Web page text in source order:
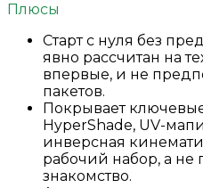
Плюсы
Старт с нуля без
явно рассчитан на
впервые, и не
пакетов.
Покрывает
HyperShade, UV-
инверсная
рабочий набор, а не
знакомство.